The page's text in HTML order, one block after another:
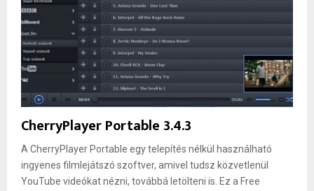
CherryPlayer Portable 3.4.3
A CherryPlayer Portable egy telepítés nélkül használható
ingyenes filmlejátszó szoftver, amivel tudsz közvetlenül
YouTube videókat nézni, továbbá letölteni is. Ez a Free